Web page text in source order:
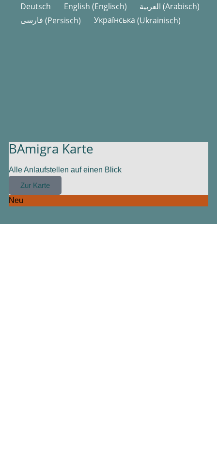
Deutsch English (Englisch) العربية (Arabisch)
فارسی (Persisch) Українська (Ukrainisch)
BAmigra Karte
Alle Anlaufstellen auf einen Blick
Zur Karte
Neu